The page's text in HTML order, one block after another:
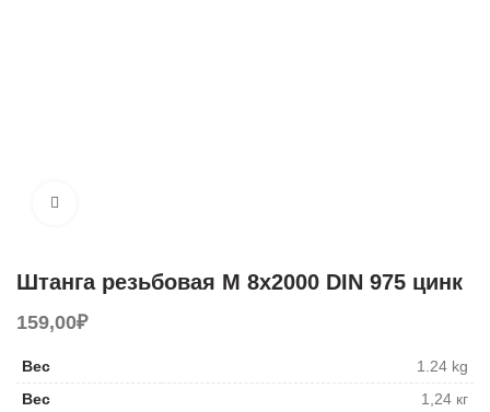
Штанга резьбовая М 8х2000 DIN 975 цинк
159,00₽
Вес
1.24 kg
Вес
1,24 кг